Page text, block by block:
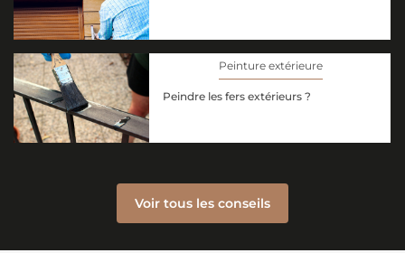
Peinture extérieure
Peindre les fers extérieurs ?
Voir tous les conseils